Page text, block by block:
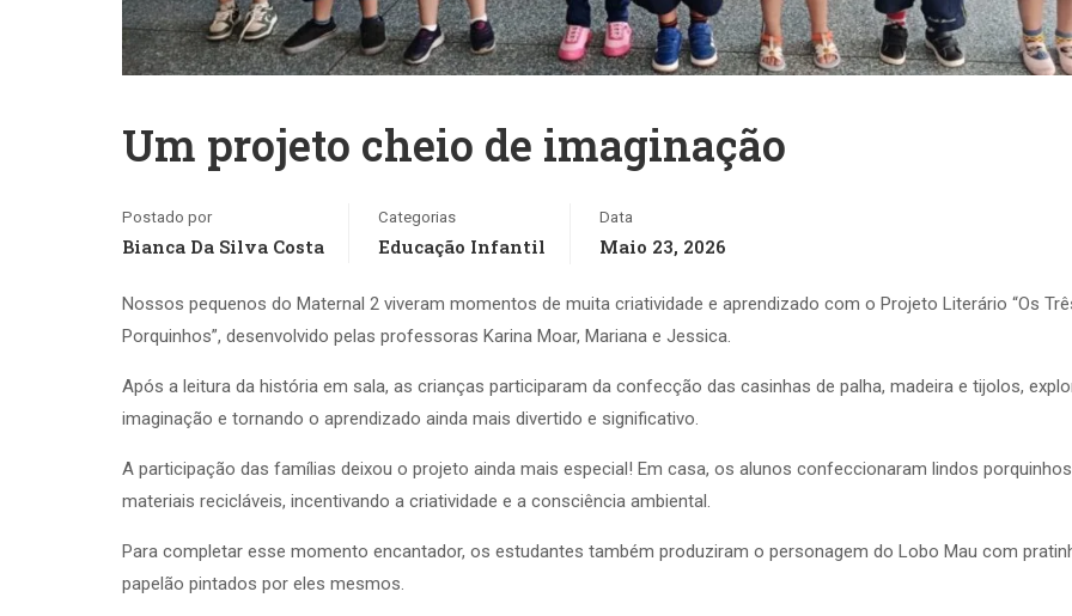
Um projeto cheio de imaginação
Postado por
Bianca Da Silva Costa
Categorias
Educação Infantil
Data
Maio 23, 2026
Nossos pequenos do Maternal 2 viveram momentos de muita criatividade e aprendizado com o Projeto Literário “Os
Porquinhos”, desenvolvido pelas professoras Karina Moar, Mariana e Jessica.
Após a leitura da história em sala, as crianças participaram da confecção das casinhas de palha, madeira e tijolos,
imaginação e tornando o aprendizado ainda mais divertido e significativo.
A participação das famílias deixou o projeto ainda mais especial! Em casa, os alunos confeccionaram lindos
materiais recicláveis, incentivando a criatividade e a consciência ambiental.
Para completar esse momento encantador, os estudantes também produziram o personagem do Lobo Mau com
papelão pintados por eles mesmos.